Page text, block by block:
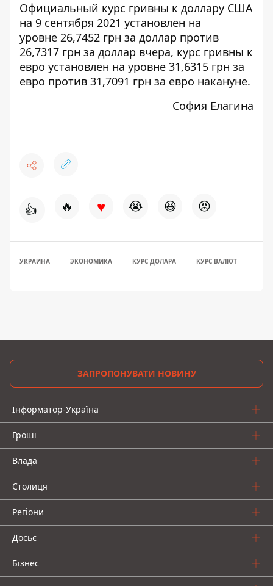
Официальный курс гривны к доллару США
на 9 сентября 2021 установлен на
уровне 26,7452 грн за доллар против
26,7317 грн за доллар вчера, курс гривны к
евро установлен на уровне 31,6315 грн за
евро против 31,7091 грн за евро накануне.
София Елагина
👍 🔥 ♥ 😭 😆 😡
УКРАИНА ЭКОНОМИКА КУРС ДОЛАРА КУРС ВАЛЮТ
ЗАПРОПОНУВАТИ НОВИНУ
Інформатор-Україна
Гроші
Влада
Столиця
Регіони
Досьє
Бізнес